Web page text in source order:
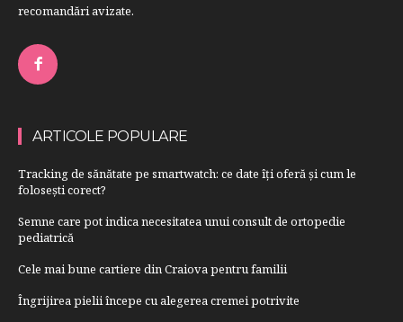
recomandări avizate.
ARTICOLE POPULARE
Tracking de sănătate pe smartwatch: ce date îți oferă și cum le
folosești corect?
Semne care pot indica necesitatea unui consult de ortopedie
pediatrică
Cele mai bune cartiere din Craiova pentru familii
Îngrijirea pielii începe cu alegerea cremei potrivite